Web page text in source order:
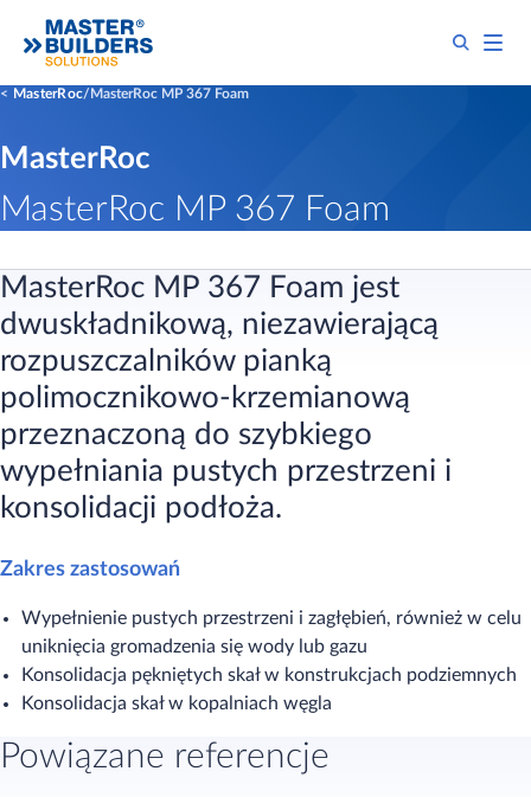
MasterRoc MasterRoc MP 367 Foam
MasterRoc
MasterRoc MP 367 Foam
MasterRoc MP 367 Foam jest
dwuskładnikową, niezawierającą
rozpuszczalników pianką
polimocznikowo-krzemianową
przeznaczoną do szybkiego
wypełniania pustych przestrzeni i
konsolidacji podłoża.
Zakres zastosowań
Wypełnienie pustych przestrzeni i zagłębień, również w celu
uniknięcia gromadzenia się wody lub gazu
Konsolidacja pękniętych skał w konstrukcjach podziemnych
Konsolidacja skał w kopalniach węgla
Powiązane referencje